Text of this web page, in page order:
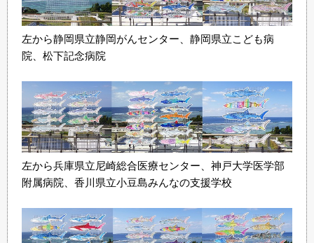
左から静岡県立静岡がんセンター、静岡県立こども病
院、松下記念病院
左から兵庫県立尼崎総合医療センター、神戸大学医学部
附属病院、香川県立小豆島みんなの支援学校